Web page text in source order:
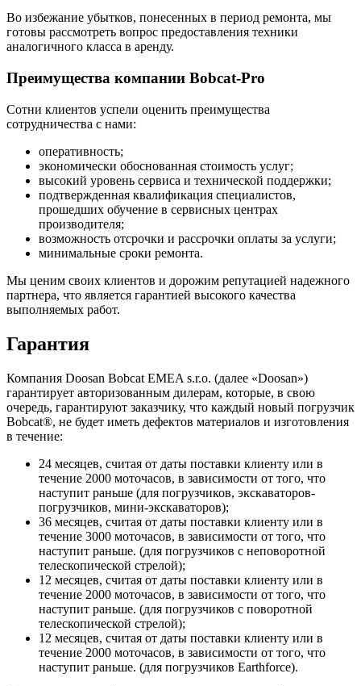
Во избежание убытков, понесенных в период ремонта, мы
готовы рассмотреть вопрос предоставления техники
аналогичного класса в аренду.
Преимущества компании Bobcat-Pro
Сотни клиентов успели оценить преимущества
сотрудничества с нами:
оперативность;
экономически обоснованная стоимость услуг;
высокий уровень сервиса и технической поддержки;
подтвержденная квалификация специалистов,
прошедших обучение в сервисных центрах
производителя;
возможность отсрочки и рассрочки оплаты за услуги;
минимальные сроки ремонта.
Мы ценим своих клиентов и дорожим репутацией надежного
партнера, что является гарантией высокого качества
выполняемых работ.
Гарантия
Компания Doosan Bobcat EMEA s.r.o. (далее «Doosan»)
гарантирует авторизованным дилерам, которые, в свою
очередь, гарантируют заказчику, что каждый новый погрузчик
Bobcat®, не будет иметь дефектов материалов и изготовления
в течение:
24 месяцев, считая от даты поставки клиенту или в
течение 2000 моточасов, в зависимости от того, что
наступит раньше (для погрузчиков, экскаваторов-
погрузчиков, мини-экскаваторов);
36 месяцев, считая от даты поставки клиенту или в
течение 3000 моточасов, в зависимости от того, что
наступит раньше. (для погрузчиков с неповоротной
телескопической стрелой);
12 месяцев, считая от даты поставки клиенту или в
течение 2000 моточасов, в зависимости от того, что
наступит раньше. (для погрузчиков с поворотной
телескопической стрелой);
12 месяцев, считая от даты поставки клиенту или в
течение 2000 моточасов, в зависимости от того, что
наступит раньше. (для погрузчиков Earthforce).